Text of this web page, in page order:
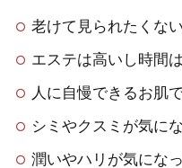
老けて見られたくな
エステは高いし時間
人に自慢できるお肌
シミやクスミが気に
潤いやハリが気にな